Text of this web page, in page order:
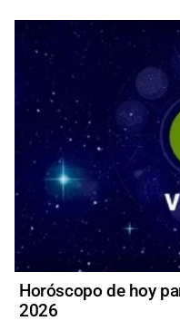
Horóscopo de hoy
2026